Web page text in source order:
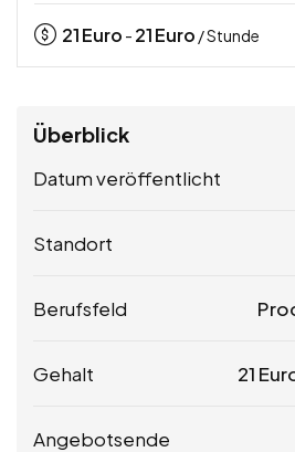
21Euro - 21Euro / Stunde
Überblick
Datum veröffentlicht
Standort
Berufsfeld
Gehalt 21
Angebotsende